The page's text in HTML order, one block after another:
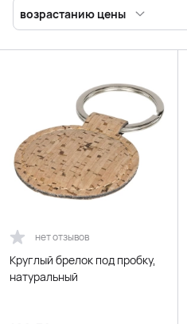
возрастанию цены
нет отзывов
Круглый брелок под пробку,
натуральный